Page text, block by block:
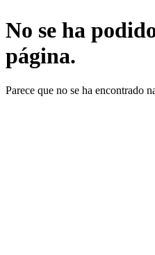
No se ha
página.
Parece que no se ha encontrado